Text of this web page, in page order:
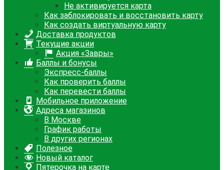
Не активируется карта
Как заблокировать и восстановить карту
Как создать виртуальную карту
Доставка продуктов
Текущие акции
Акция «Завры»
Баллы и бонусы
Экспресс-баллы
Как проверить баллы
Как перевести баллы
Мобильное приложение
Адреса магазинов
В Москве
График работы
В других регионах
Полезное
Новый каталог
Пятерочка на карте